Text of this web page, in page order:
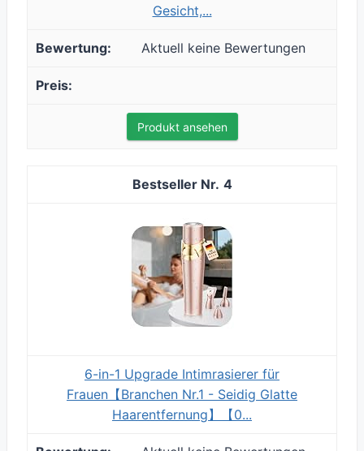
Gesicht,...
Aktuell keine Bewertungen
Produkt ansehen
4
6-in-1 Upgrade Intimrasierer für
Frauen【Branchen Nr.1 - Seidig Glatte
Haarentfernung】【0...